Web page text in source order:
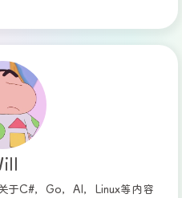
于C#，Go，AI，Linux等内容